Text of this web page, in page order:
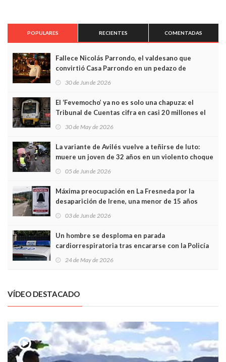
POPULARES RECIENTES COMENTADAS
Fallece Nicolás Parrondo, el valdesano que
convirtió Casa Parrondo en un pedazo de
Asturias en Madrid
30 de Jun de 2026
El ‘Fevemocho’ ya no es solo una chapuza: el
Tribunal de Cuentas cifra en casi 20 millones el
sobrecoste de los trenes que no cabían por los
30 de May de 2026
La variante de Avilés vuelve a teñirse de luto:
muere un joven de 32 años en un violento choque
frontal
05 de Jun de 2026
Máxima preocupación en La Fresneda por la
desaparición de Irene, una menor de 15 años
03 de Jun de 2026
Un hombre se desploma en parada
cardiorrespiratoria tras encararse con la Policía
Local en Luanco
24 de May de 2026
VÍDEO DESTACADO